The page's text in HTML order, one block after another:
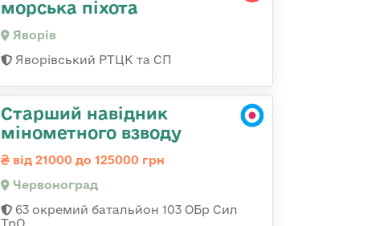
морська піхота
Яворів
Яворівський РТЦК та СП
Старший навідник
мінометного взводу
від 21000 до 125000 грн
Червоноград
63 окремий батальйон 103 ОБр Сил
ТрО